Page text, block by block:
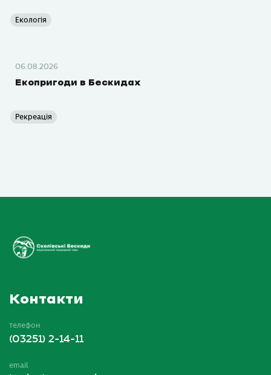
Екологія
06.08.2026
Екопригоди в Бескидах
Рекреація
Контакти
телефон
(03251) 2-14-11
email